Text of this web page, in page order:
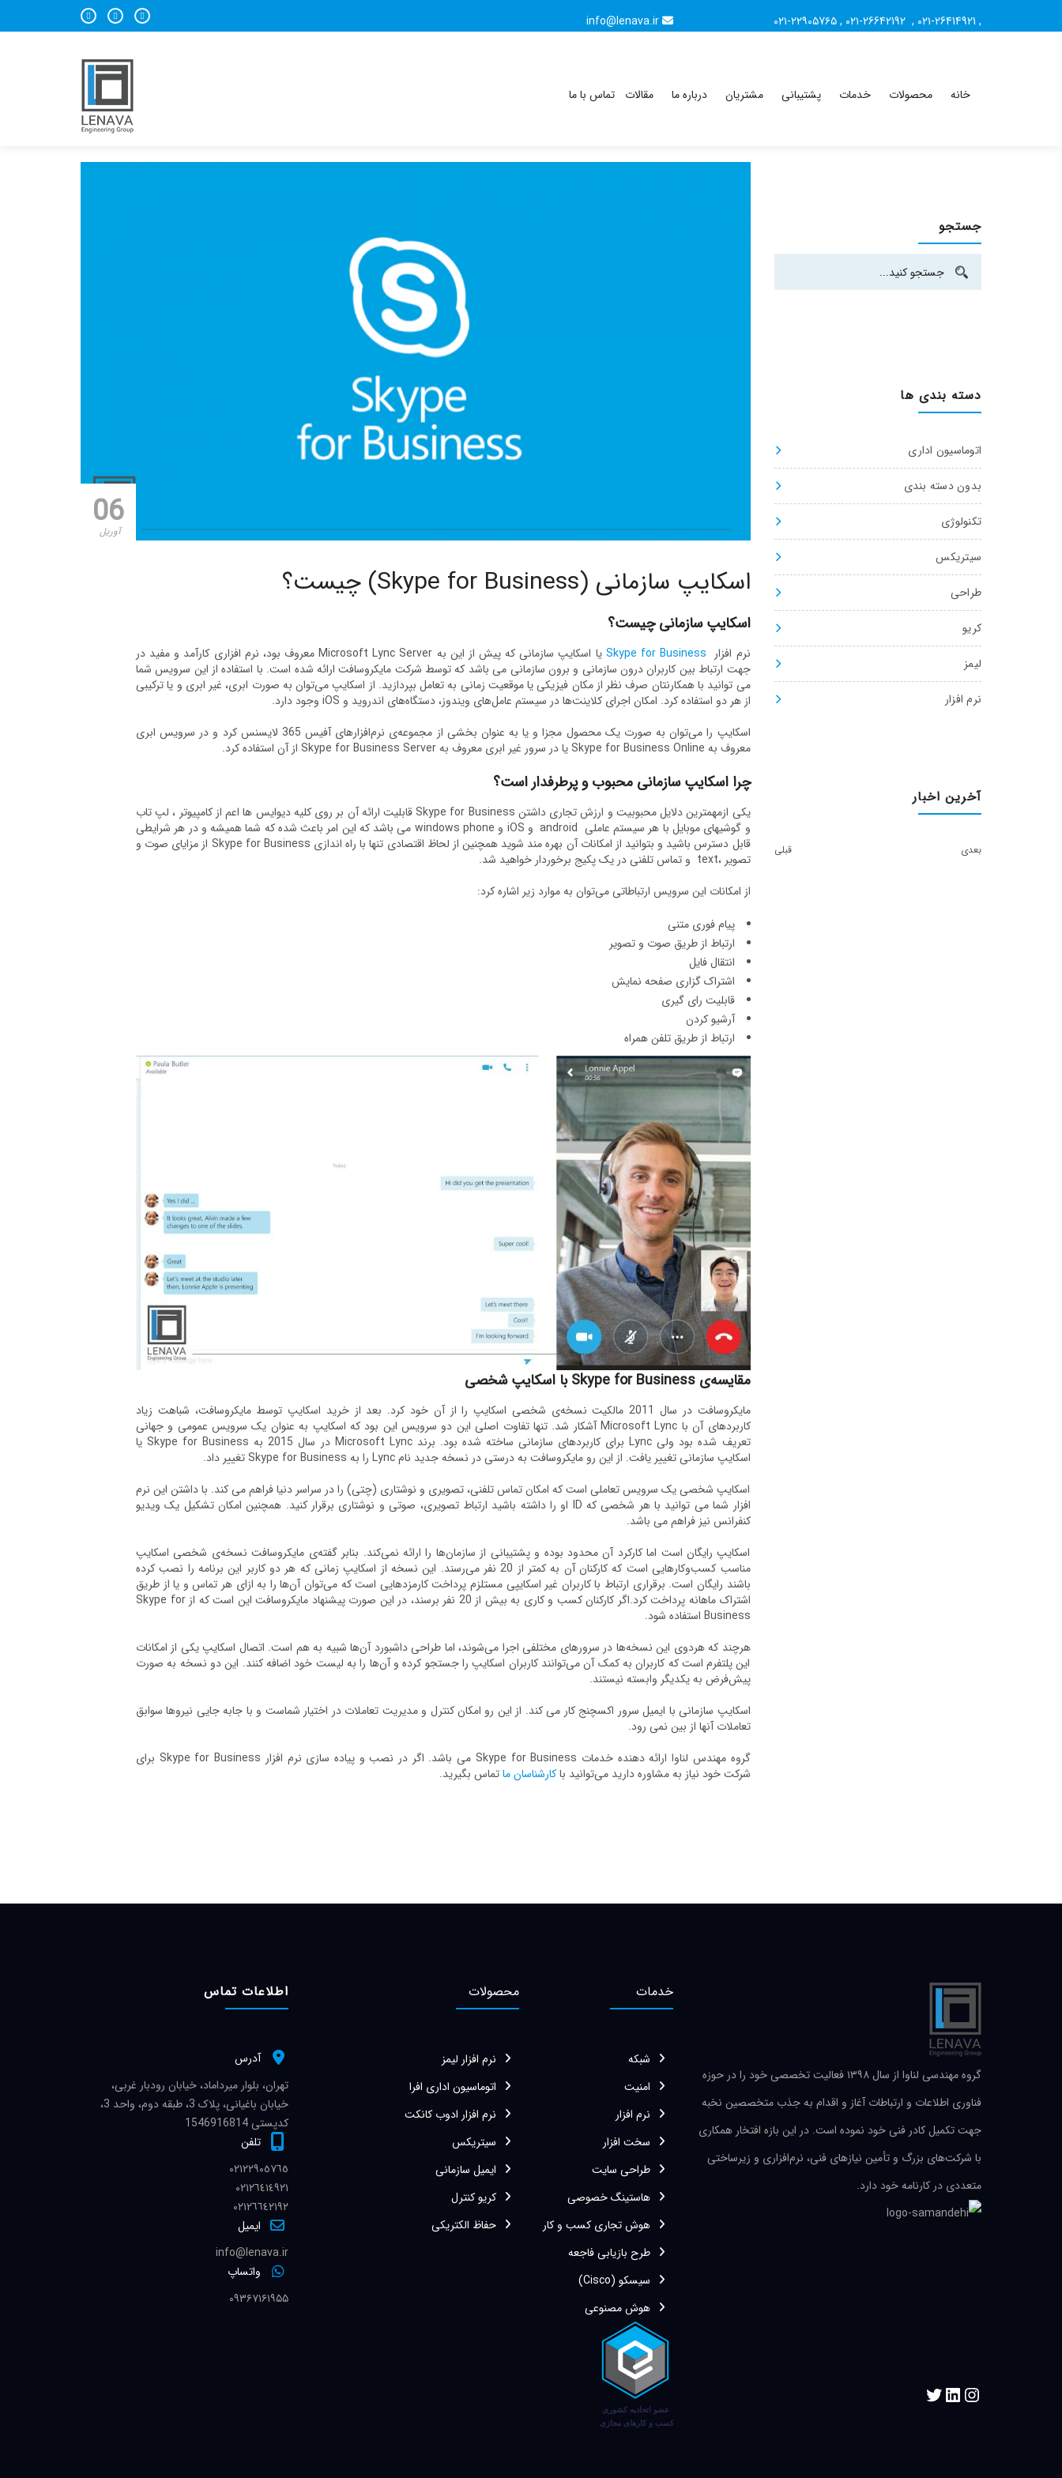
info@lenava.ir , ۰۲۱-26414921 ,
,۰۲۱-۲۲۹۰۵7۶۵
خانه محصولات خدمات پشتیبانی مشتریان درباره ما مقالات تماس با ما
06
آوریل
اسکایپ سازمانی (Skype for Business) چیست؟
اسکایپ سازمانی چیست؟
نرم افزار Skype for Business
یا اسکایپ سازمانی که پیش از این به Microsoft Lync Server معروف بود، نرم افزاری کارآمد و مفید در
جهت ارتباط بین کاربران درون سازمانی و برون سازمانی می باشد که توسط شرکت مایکروسافت ارائه شده است. با استفاده از این سرویس شما
می توانید با همکارنتان صرف نظر از مکان فیزیکی یا موقعیت زمانی به تعامل بپردازید. از اسکایپ می‌توان به صورت ابری، غیر ابری و یا ترکیبی
از هر دو استفاده کرد. امکان اجرای کلاینت‌ها در سیستم عامل‌های ویندوز، دستگاه‌های اندروید و iOS وجود دارد.
اسکایپ را می‌توان به صورت یک محصول مجزا و یا به عنوان بخشی از مجموعه‌ی نرم‌افزارهای آفیس 365 لایسنس کرد و در سرویس ابری
معروف به Skype for Business Online یا در سرور غیر ابری معروف به Skype for Business Server از آن استفاده کرد.
چرا اسکایپ سازمانی محبوب و پرطرفدار است؟
یکی ازمهمترین دلایل محبوبیت و ارزش تجاری داشتن Skype for Business قابلیت ارائه آن بر روی کلیه دیوایس ها اعم از کامپیوتر ، لپ تاب
و گوشیهای موبایل با هر سیستم عاملی android و iOS و windows phone می باشد که این امر باعث شده که شما همیشه و در هر شرایطی
قابل دسترس باشید و بتوانید از امکانات آن بهره مند شوید همچنین از لحاظ اقتصادی تنها با راه اندازی Skype for Business از مزایای صوت و
تصویر ،text و تماس تلفنی در یک پکیج برخوردار خواهید شد.
از امکانات این سرویس ارتباطاتی می‌توان به موارد زیر اشاره کرد:
پیام فوری متنی
ارتباط از طریق صوت و تصویر
انتقال فایل
اشتراک گزاری صفحه نمایش
قابلیت رای گیری
آرشیو کردن
ارتباط از طریق تلفن همراه
مقایسه‌ی Skype for Business با اسکایپ شخصی
مایکروسافت در سال 2011 مالکیت نسخه‌ی شخصی اسکایپ را از آن خود کرد. بعد از خرید اسکایپ توسط مایکروسافت، شباهت زیاد
کاربردهای آن با Microsoft Lync آشکار شد. تنها تفاوت اصلی این دو سرویس این بود که اسکایپ به عنوان یک سرویس عمومی و جهانی
تعریف شده بود ولی Lync برای کاربردهای سازمانی ساخته شده بود. برند Microsoft Lync در سال 2015 به Skype for Business یا
اسکایپ سازمانی تغییر یافت. از این رو مایکروسافت به درستی در نسخه جدید نام Lync را به Skype for Business تغییر داد.
اسکایپ شخصی یک سرویس تعاملی است که امکان تماس تلفنی، تصویری و نوشتاری (چتی) را در سراسر دنیا فراهم می کند. با داشتن این نرم
افزار شما می توانید با هر شخصی که ID او را داشته باشید ارتباط تصویری، صوتی و نوشتاری برقرار کنید. همچنین امکان تشکیل یک ویدیو
کنفرانس نیز فراهم می باشد.
اسکایپ رایگان است اما کارکرد آن محدود بوده و پشتیبانی از سازمان‌ها را ارائه نمی‌کند. بنابر گفته‌ی مایکروسافت نسخه‌ی شخصی اسکایپ
مناسب کسب‌وکارهایی است که کارکنان آن به کمتر از 20 نفر می‌رسند. این نسخه از اسکایپ زمانی که هر دو کاربر این برنامه را نصب کرده
باشند رایگان است. برقراری ارتباط با کاربران غیر اسکایپی مستلزم پرداخت کارمزدهایی است که می‌توان آن‌ها را به ازای هر تماس و یا از طریق
اشتراک ماهانه پرداخت کرد.اگر کارکنان کسب ‌و کاری به بیش از 20 نفر برسند، در این صورت پیشنهاد مایکروسافت این است که از Skype for
Business استفاده شود.
هرچند که هردوی این نسخه‌ها در سرورهای مختلفی اجرا می‌شوند، اما طراحی داشبورد آن‌ها شبیه به هم است. اتصال اسکایپ یکی از امکانات
این پلتفرم است که کاربران به کمک آن می‌توانند کاربران اسکایپ را جستجو کرده و آن‌ها را به لیست خود اضافه کنند. این دو نسخه به صورت
پیش‌فرض به یکدیگر وابسته نیستند.
اسکایپ سازمانی با ایمیل سرور اکسچنج کار می کند. از این رو امکان کنترل و مدیریت تعاملات در اختیار شماست و با جابه جایی نیروها سوابق
تعاملات آنها از بین نمی رود.
گروه مهندس لناوا ارائه دهنده خدمات Skype for Business می باشد. اگر در نصب و پیاده سازی نرم افزار Skype for Business برای
شرکت خود نیاز به مشاوره دارید می‌توانید باکارشناسان ماتماس بگیرید.
جستجو
دسته بندی ها
اتوماسیون اداری
بدون دسته بندی
تکنولوژی
سیتریکس
طراحی
کریو
لیمز
نرم افزار
آخرین اخبار
قبلی بعدی
اطلاعات تماس
آدرس
تهران، بلوار میرداماد، خیابان رودبار غربی،
خیابان باغیانی، پلاک 3، طبقه دوم، واحد 3،
کدپستی 1546916814
تلفن
٠٢١٢٢٩٠٥٧٦٥
٠٢١٢٦٤١٤٩٢١
٠٢١٢٦٦٤٢١٩٢
ایمیل
info@lenava.ir
واتساپ
۰۹۳۶۷۱۶۱۹۵۵
محصولات
نرم افزار لیمز
اتوماسیون اداری افرا
نرم افزار ادوب کانکت
سیتریکس
ایمیل سازمانی
کریو کنترل
حفاظ الکتریکی
خدمات
شبکه
امنیت
نرم افزار
سخت افزار
طراحی سایت
هاستینگ خصوصی
هوش تجاری کسب و کار
طرح بازیابی فاجعه
سیسکو (Cisco)
هوش مصنوعی
گروه مهندسی لناوا از سال ۱۳۹۸ فعالیت تخصصی خود را در حوزه
فناوری اطلاعات و ارتباطات آغاز و اقدام به جذب متخصصین نخبه
جهت تکمیل کادر فنی خود نموده است. در این بازه افتخار همکاری
با شرکت‌های بزرگ و تأمین نیازهای فنی، نرم‌افزاری و زیرساختی
متعددی در کارنامه خود دارد.